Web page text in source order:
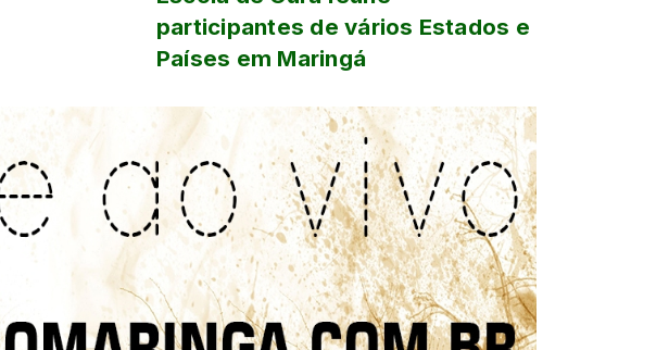
participantes de vários Estados e
Países em Maringá